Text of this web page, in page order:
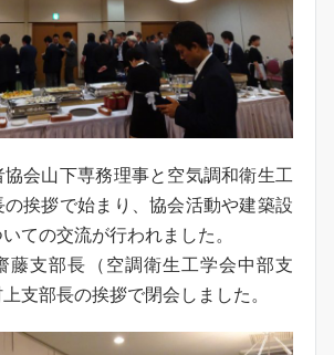
会山下専務理事と空気調和衛生工
挨拶で始まり、協会活動や建築設
ての交流が行われました。
藤支部長（空調衛生工学会中部支
支部長の挨拶で閉会しました。